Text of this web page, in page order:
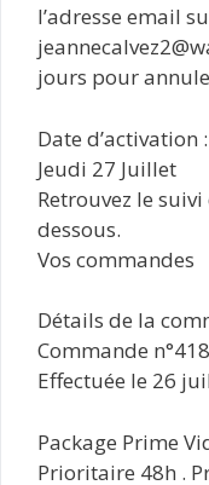
l’adresse email
jours pour
Date d’activation :
Jeudi 27 Juillet
Retrouvez le
dessous.
Vos commandes
Détails de la
Commande
Effectuée le 26
Package Prime
Prioritaire 48h .